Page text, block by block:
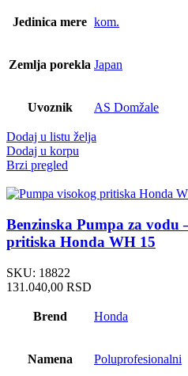
Jedinica mere kom.
Zemlja porekla Japan
Uvoznik AS Domžale
Dodaj u listu želja
Dodaj u korpu
Brzi pregled
Benzinska Pumpa za vodu
pritiska Honda WH 15
SKU: 18822
131.040,00 RSD
Brend Honda
Namena Poluprofesionalni